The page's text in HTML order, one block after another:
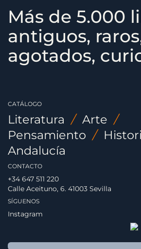
Más de 5.000
antiguos,
agotados,
CATÁLOGO
Literatura / Arte /
Pensamiento /
Andalucía
CONTACTO
+34 647 511 220
Calle Aceituno, 6. 41003 Sevilla
SÍGUENOS
Instagram